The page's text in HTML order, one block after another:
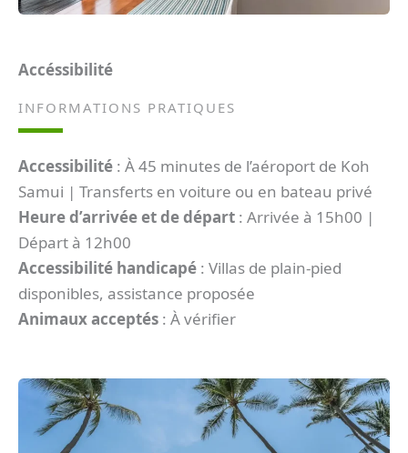
Accéssibilité
INFORMATIONS PRATIQUES
Accessibilité : À 45 minutes de l’aéroport de Koh
Samui | Transferts en voiture ou en bateau privé
Heure d’arrivée et de départ : Arrivée à 15h00 |
Départ à 12h00
Accessibilité handicapé : Villas de plain-pied
disponibles, assistance proposée
Animaux acceptés : À vérifier